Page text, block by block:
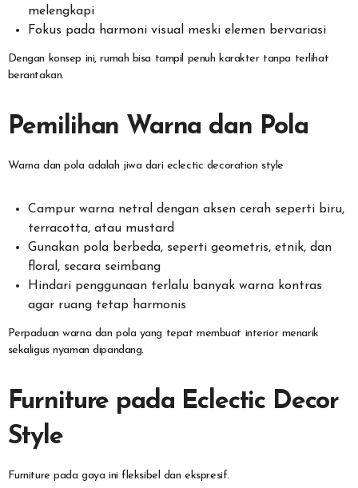
melengkapi
Fokus pada harmoni visual meski elemen bervariasi
Dengan konsep ini, rumah bisa tampil penuh karakter tanpa terlihat
berantakan.
Pemilihan Warna dan Pola
Warna dan pola adalah jiwa dari eclectic decoration style
Campur warna netral dengan aksen cerah seperti biru,
terracotta, atau mustard
Gunakan pola berbeda, seperti geometris, etnik, dan
floral, secara seimbang
Hindari penggunaan terlalu banyak warna kontras
agar ruang tetap harmonis
Perpaduan warna dan pola yang tepat membuat interior menarik
sekaligus nyaman dipandang.
Furniture pada Eclectic Decor
Style
Furniture pada gaya ini fleksibel dan ekspresif.